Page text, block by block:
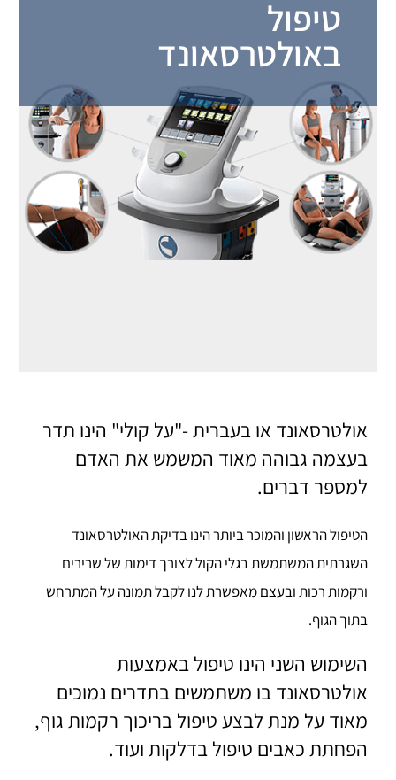
טיפול
באולטרסאונד
אולטרסאונד או בעברית -"על קולי" הינו תדר
בעצמה גבוהה מאוד המשמש את האדם
למספר דברים.
הטיפול הראשון והמוכר ביותר הינו בדיקת האולטרסאונד
השגרתית המשתמשת בגלי הקול לצורך דימות של שרירים
ורקמות רכות ובעצם מאפשרת לנו לקבל תמונה על המתרחש
בתוך הגוף.
השימוש השני הינו טיפול באמצעות
אולטרסאונד בו משתמשים בתדרים נמוכים
מאוד על מנת לבצע טיפול בריכוך רקמות גוף,
הפחתת כאבים טיפול בדלקות ועוד.